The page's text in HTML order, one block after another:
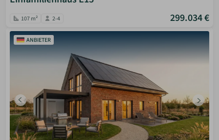
107 m² 2-4 299.034 €
ANBIETER